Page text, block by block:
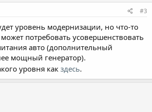
#3
уровень модернизации, но что-то
потребовать усовершенствовать
авто (дополнительный
мощный генератор).
уровня как здесь.